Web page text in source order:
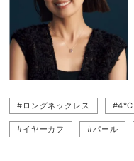
#ロングネックレス #4℃
#イヤーカフ #パール